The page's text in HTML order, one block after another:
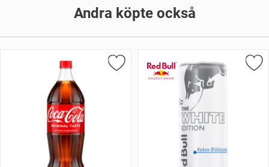
Andra köpte också